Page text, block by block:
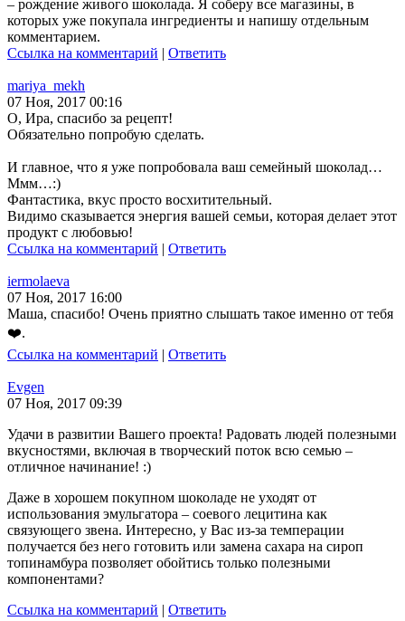
– рождение живого шоколада. Я соберу все магазины, в
которых уже покупала ингредиенты и напишу отдельным
комментарием.
Ссылка на комментарий | Ответить
mariya_mekh
07 Ноя, 2017 00:16
О, Ира, спасибо за рецепт!
Обязательно попробую сделать.
И главное, что я уже попробовала ваш семейный шоколад…
Ммм…:)
Фантастика, вкус просто восхитительный.
Видимо сказывается энергия вашей семьи, которая делает этот
продукт с любовью!
Ссылка на комментарий | Ответить
iermolaeva
07 Ноя, 2017 16:00
Маша, спасибо! Очень приятно слышать такое именно от тебя
❤️.
Ссылка на комментарий | Ответить
Evgen
07 Ноя, 2017 09:39
Удачи в развитии Вашего проекта! Радовать людей полезными
вкусностями, включая в творческий поток всю семью –
отличное начинание! :)
Даже в хорошем покупном шоколаде не уходят от
использования эмульгатора – соевого лецитина как
связующего звена. Интересно, у Вас из-за темперации
получается без него готовить или замена сахара на сироп
топинамбура позволяет обойтись только полезными
компонентами?
Ссылка на комментарий | Ответить